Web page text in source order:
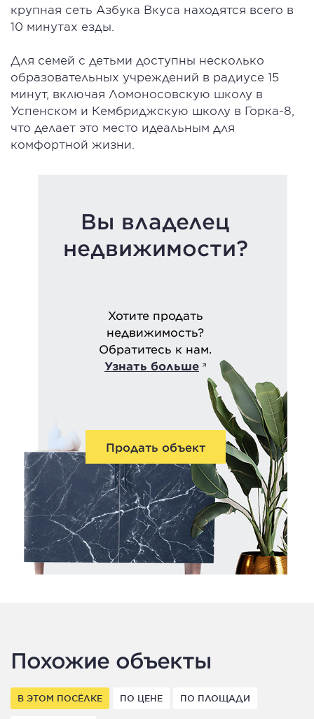
крупная сеть Азбука Вкуса находятся всего в
10 минутах езды.
Для семей с детьми доступны несколько
образовательных учреждений в радиусе 15
минут, включая Ломоносовскую школу в
Успенском и Кембриджскую школу в Горка-8,
что делает это место идеальным для
комфортной жизни.
Вы владелец
недвижимости?
Хотите продать
недвижимость?
Обратитесь к нам.
Узнать больше
Продать объект
Похожие объекты
В ЭТОМ ПОСЁЛКЕ ПО ЦЕНЕ ПО ПЛОЩАДИ